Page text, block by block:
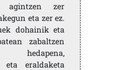
agintzen zer
eta zer ez.
dohainik eta
zabaltzen
eta eraldaketa